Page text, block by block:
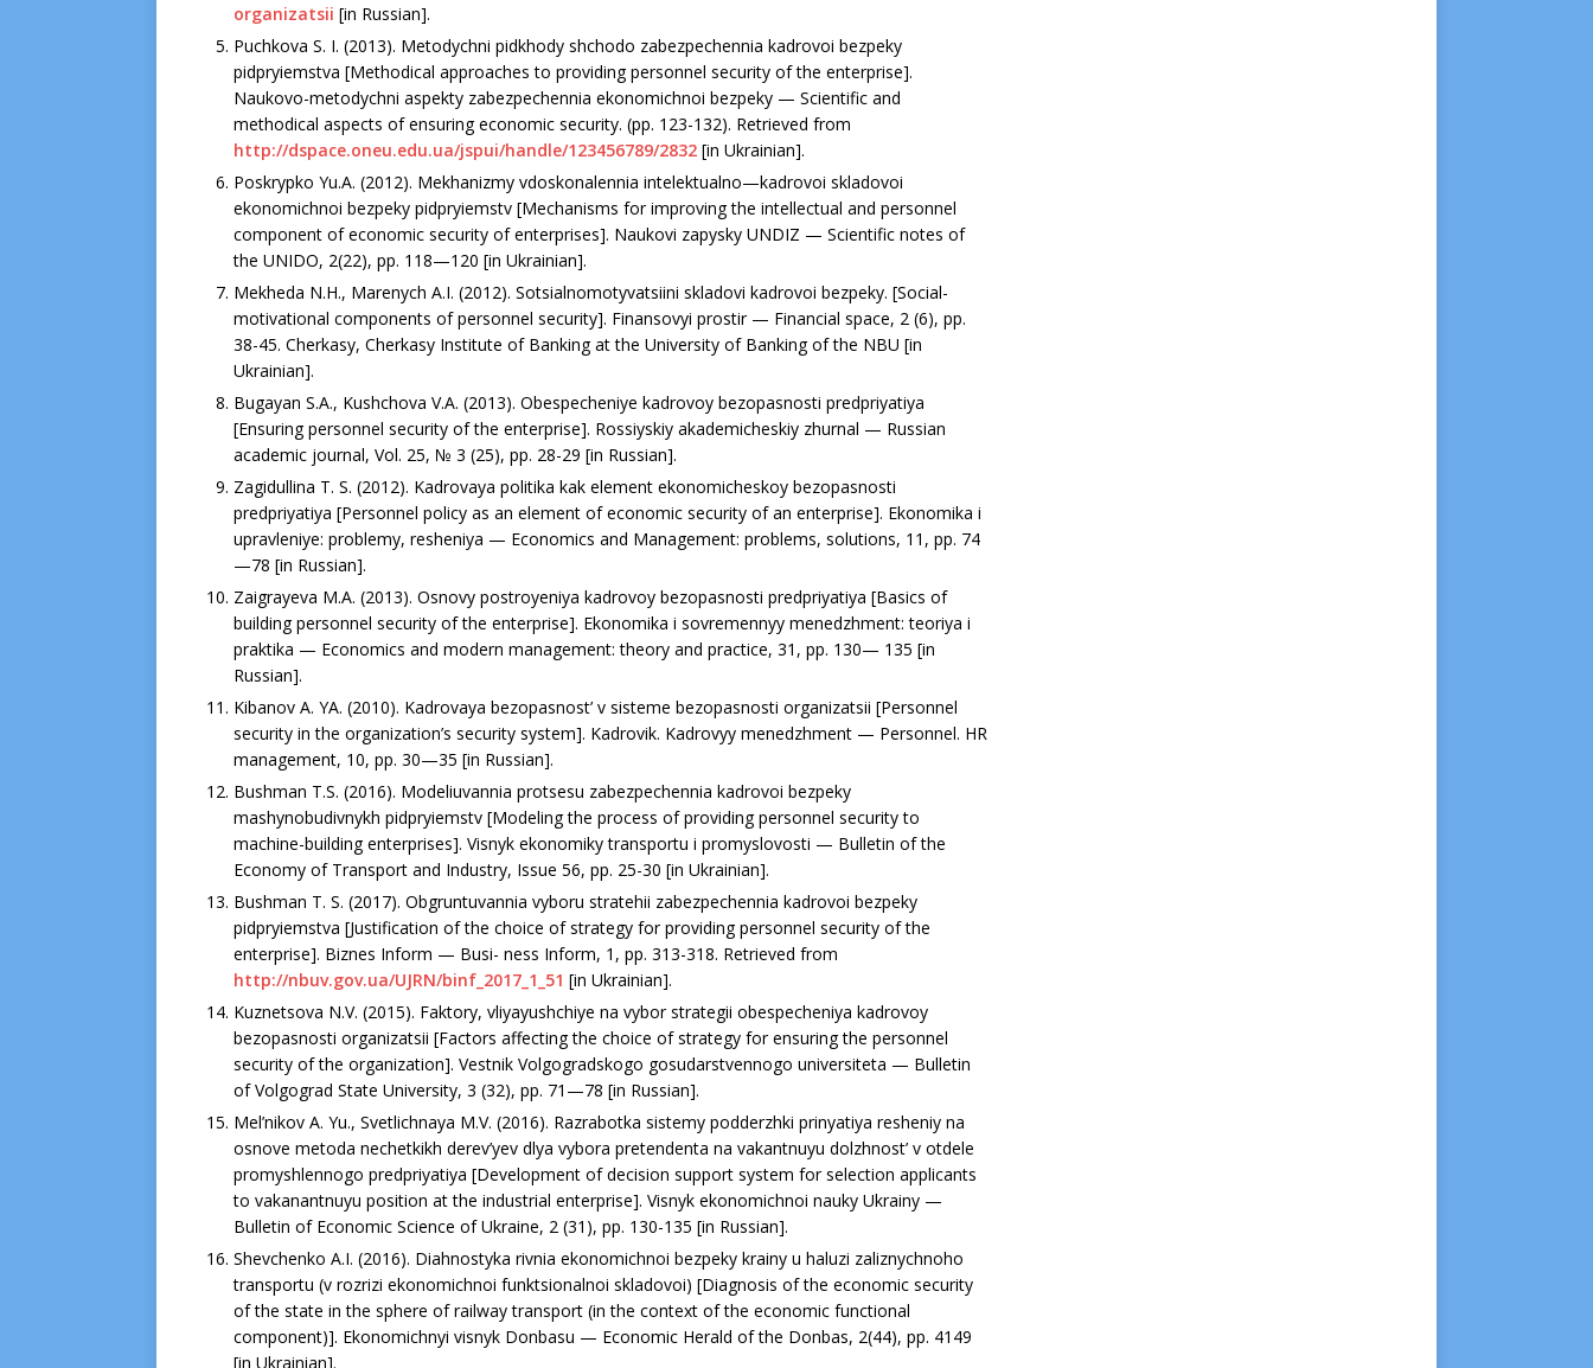
organizatsii [in Russian].
Puchkova S. I. (2013). Metodychni pidkhody shchodo zabezpechennia kadrovoi bezpeky
pidpryiemstva [Methodical approaches to providing personnel security of the enterprise].
Naukovo-metodychni aspekty zabezpechennia ekonomichnoi bezpeky — Scientific and
methodical aspects of ensuring economic security. (рр. 123-132). Retrieved from
http://dspace.oneu.edu.ua/jspui/handle/123456789/2832 [in Ukrainian].
Poskrypko Yu.A. (2012). Mekhanizmy vdoskonalennia intelektualno—kadrovoi skladovoi
ekonomichnoi bezpeky pidpryiemstv [Mechanisms for improving the intellectual and personnel
component of economic security of enterprises]. Naukovi zapysky UNDIZ — Scientific notes of
the UNIDO, 2(22), рр. 118—120 [in Ukrainian].
Mekheda N.H., Marenych A.I. (2012). Sotsialnomotyvatsiini skladovi kadrovoi bezpeky. [Social-
motivational components of personnel security]. Finansovyi prostir — Financial space, 2 (6), рр.
38-45. Cherkasy, Cherkasy Institute of Banking at the University of Banking of the NBU [in
Ukrainian].
Bugayan S.A., Kushchova V.A. (2013). Obespecheniye kadrovoy bezopasnosti predpriyatiya
[Ensuring personnel security of the enterprise]. Rossiyskiy akademicheskiy zhurnal — Russian
academic journal, Vol. 25, № 3 (25), рр. 28-29 [in Russian].
Zagidullina T. S. (2012). Kadrovaya politika kak element ekonomicheskoy bezopasnosti
predpriyatiya [Personnel policy as an element of economic security of an enterprise]. Ekonomika i
upravleniye: problemy, resheniya — Economics and Management: problems, solutions, 11, рр. 74
—78 [in Russian].
Zaigrayeva M.A. (2013). Osnovy postroyeniya kadrovoy bezopasnosti predpriyatiya [Basics of
building personnel security of the enterprise]. Ekonomika i sovremennyy menedzhment: teoriya i
praktika — Economics and modern management: theory and practice, 31, рр. 130— 135 [in
Russian].
Kibanov A. YA. (2010). Kadrovaya bezopasnost’ v sisteme bezopasnosti organizatsii [Personnel
security in the organization’s security system]. Kadrovik. Kadrovyy menedzhment — Personnel. HR
management, 10, рр. 30—35 [in Russian].
Bushman T.S. (2016). Modeliuvannia protsesu zabezpechennia kadrovoi bezpeky
mashynobudivnykh pidpryiemstv [Modeling the process of providing personnel security to
machine-building enterprises]. Visnyk ekonomiky transportu i promyslovosti — Bulletin of the
Economy of Transport and Industry, Issue 56, рр. 25-30 [in Ukrainian].
Bushman T. S. (2017). Obgruntuvannia vyboru stratehii zabezpechennia kadrovoi bezpeky
pidpryiemstva [Justification of the choice of strategy for providing personnel security of the
enterprise]. Biznes Inform — Busi- ness Inform, 1, рр. 313-318. Retrieved from
http://nbuv.gov.ua/UJRN/binf_2017_1_51 [in Ukrainian].
Kuznetsova N.V. (2015). Faktory, vliyayushchiye na vybor strategii obespecheniya kadrovoy
bezopasnosti organizatsii [Factors affecting the choice of strategy for ensuring the personnel
security of the organization]. Vestnik Volgogradskogo gosudarstvennogo universiteta — Bulletin
of Volgograd State University, 3 (32), рр. 71—78 [in Russian].
Mel’nikov A. Yu., Svetlichnaya M.V. (2016). Razrabotka sistemy podderzhki prinyatiya resheniy na
osnove metoda nechetkikh derev’yev dlya vybora pretendenta na vakantnuyu dolzhnost’ v otdele
promyshlennogo predpriyatiya [Development of decision support system for selection applicants
to vakanantnuyu position at the industrial enterprise]. Visnyk ekonomichnoi nauky Ukrainy —
Bulletin of Economic Science of Ukraine, 2 (31), рр. 130-135 [in Russian].
Shevchenko A.I. (2016). Diahnostyka rivnia ekonomichnoi bezpeky krainy u haluzi zaliznychnoho
transportu (v rozrizi ekonomichnoi funktsionalnoi skladovoi) [Diagnosis of the economic security
of the state in the sphere of railway transport (in the context of the economic functional
component)]. Ekonomichnyi visnyk Donbasu — Economic Herald of the Donbas, 2(44), рр. 4149
[in Ukrainian].